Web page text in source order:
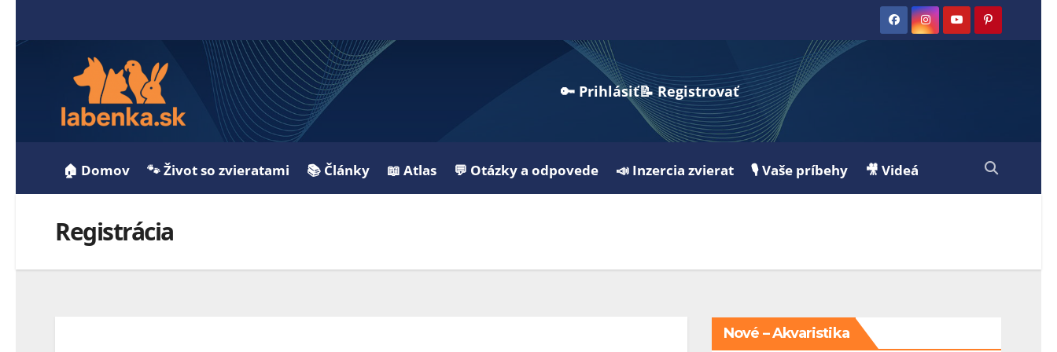
🔑 Prihlásiť📝 Registrovať
🏠 Domov 🐾 Život so zvieratami 📚 Články 📖 Atlas 💬 Otázky a odpovede 📣 Inzercia zvierat 🎙️ Vaše príbehy 🎥 Videá
Registrácia
Nové – Akvaristika